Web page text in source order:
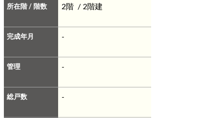
所在階 / 階数 2階 / 2階建
完成年月 -
管理 -
総戸数 -